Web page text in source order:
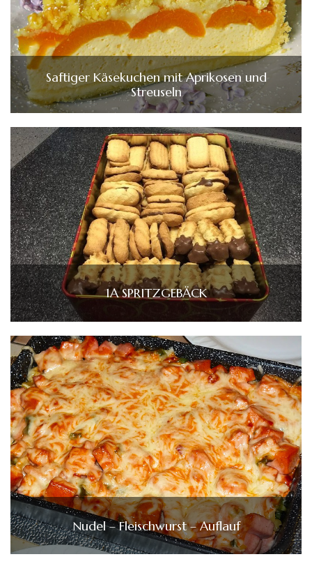
Saftiger Käsekuchen mit Aprikosen und
Streuseln
1A SPRITZGEBÄCK
Nudel – Fleischwurst – Auflauf